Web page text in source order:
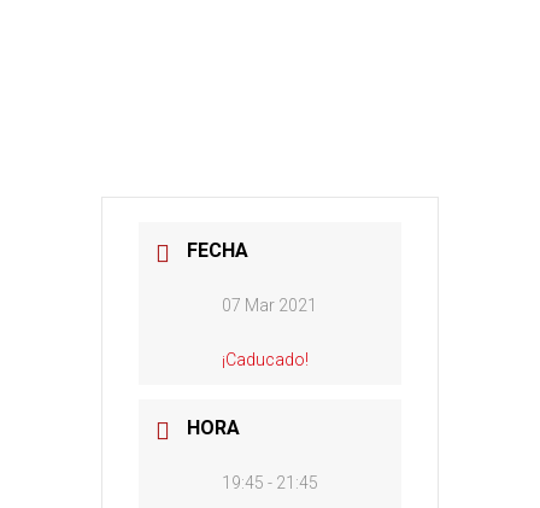
FECHA
07 Mar 2021
¡Caducado!
HORA
19:45 - 21:45